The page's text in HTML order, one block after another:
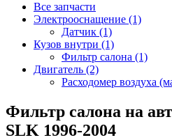
Все запчасти
Электрооснащение (1)
Датчик (1)
Кузов внутри (1)
Фильтр салона (1)
Двигатель (2)
Расходомер воздуха
Фильтр салона на
SLK 1996-2004